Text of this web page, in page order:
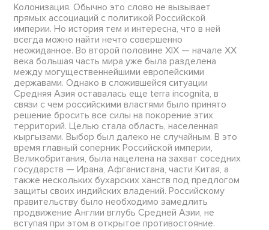
Колонизация. Обычно это слово не вызывает
прямых ассоциаций с политикой Российской
империи. Но история тем и интересна, что в ней
всегда можно найти нечто совершенно
неожиданное. Во второй половине XIX — начале XX
века большая часть мира уже была разделена
между могущественнейшими европейскими
державами. Однако в сложившейся ситуации
Средняя Азия оставалась еще terra incognita, в
связи с чем российскими властями было принято
решение бросить все силы на покорение этих
территорий. Целью стала область, населенная
кыргызами. Выбор был далеко не случайным. В это
время главный соперник Российской империи,
Великобритания, была нацелена на захват соседних
государств — Ирана, Афганистана, части Китая, а
также нескольких бухарских ханств под предлогом
защиты своих индийских владений. Российскому
правительству было необходимо замедлить
продвижение Англии вглубь Средней Азии, не
вступая при этом в открытое противостояние.